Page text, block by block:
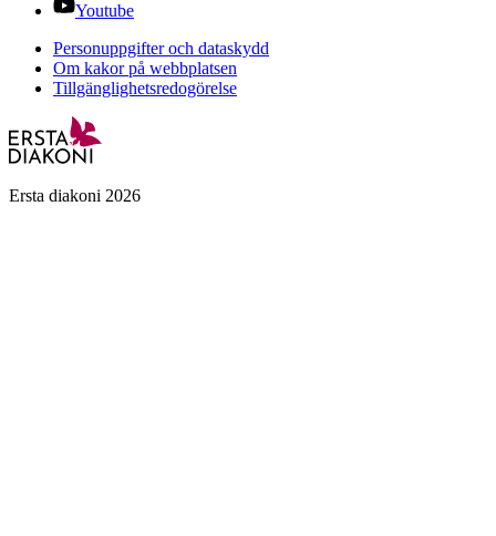
Youtube
Personuppgifter och dataskydd
Om kakor på webbplatsen
Tillgänglighetsredogörelse
Ersta diakoni 2026